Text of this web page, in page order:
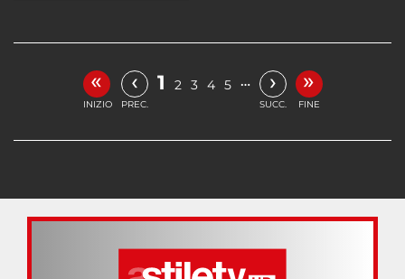
«
INIZIO
‹
PREC.
1 2 3 4 5 … ›
SUCC.
»
FINE